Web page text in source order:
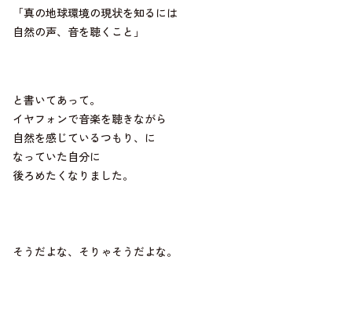
「真の地球環境の現状を知るには
自然の声、音を聴くこと」
と書いてあって。
イヤフォンで音楽を聴きながら
自然を感じているつもり、に
なっていた自分に
後ろめたくなりました。
そうだよな、そりゃそうだよな。